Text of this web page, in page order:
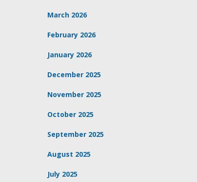
March 2026
February 2026
January 2026
December 2025
November 2025
October 2025
September 2025
August 2025
July 2025